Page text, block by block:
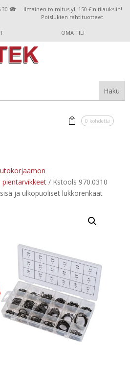
☎
Ilmainen toimitus yli 150 €:n tilauksiin!
Poislukien rahtituotteet.
OMA TILI
0 kohdetta
/ Kstools 970.0310
ja ulkopuoliset lukkorenkaat